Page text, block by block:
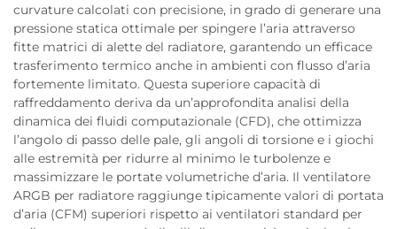
curvature calcolati con precisione, in grado di generare una
pressione statica ottimale per spingere l’aria attraverso
fitte matrici di alette del radiatore, garantendo un efficace
trasferimento termico anche in ambienti con flusso d’aria
fortemente limitato. Questa superiore capacità di
raffreddamento deriva da un’approfondita analisi della
dinamica dei fluidi computazionale (CFD), che ottimizza
l’angolo di passo delle pale, gli angoli di torsione e i giochi
alle estremità per ridurre al minimo le turbolenze e
massimizzare le portate volumetriche d’aria. Il ventilatore
ARGB per radiatore raggiunge tipicamente valori di portata
d’aria (CFM) superiori rispetto ai ventilatori standard per